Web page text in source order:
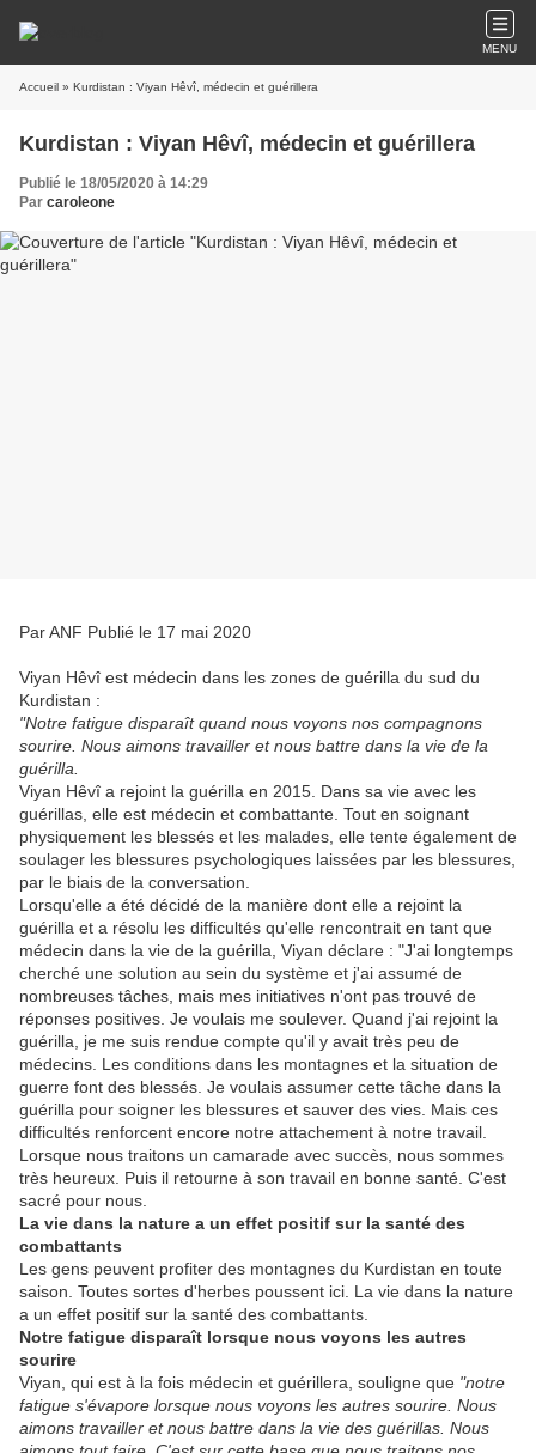
MENU
Accueil » Kurdistan : Viyan Hêvî, médecin et guérillera
Kurdistan : Viyan Hêvî, médecin et guérillera
Publié le 18/05/2020 à 14:29
Par caroleone
Par ANF Publié le 17 mai 2020
Viyan Hêvî est médecin dans les zones de guérilla du sud du
Kurdistan :
"Notre fatigue disparaît quand nous voyons nos compagnons
sourire. Nous aimons travailler et nous battre dans la vie de la
guérilla.
Viyan Hêvî a rejoint la guérilla en 2015. Dans sa vie avec les
guérillas, elle est médecin et combattante. Tout en soignant
physiquement les blessés et les malades, elle tente également de
soulager les blessures psychologiques laissées par les blessures,
par le biais de la conversation.
Lorsqu'elle a été décidé de la manière dont elle a rejoint la
guérilla et a résolu les difficultés qu'elle rencontrait en tant que
médecin dans la vie de la guérilla, Viyan déclare : "J'ai longtemps
cherché une solution au sein du système et j'ai assumé de
nombreuses tâches, mais mes initiatives n'ont pas trouvé de
réponses positives. Je voulais me soulever. Quand j'ai rejoint la
guérilla, je me suis rendue compte qu'il y avait très peu de
médecins. Les conditions dans les montagnes et la situation de
guerre font des blessés. Je voulais assumer cette tâche dans la
guérilla pour soigner les blessures et sauver des vies. Mais ces
difficultés renforcent encore notre attachement à notre travail.
Lorsque nous traitons un camarade avec succès, nous sommes
très heureux. Puis il retourne à son travail en bonne santé. C'est
sacré pour nous.
La vie dans la nature a un effet positif sur la santé des
combattants
Les gens peuvent profiter des montagnes du Kurdistan en toute
saison. Toutes sortes d'herbes poussent ici. La vie dans la nature
a un effet positif sur la santé des combattants.
Notre fatigue disparaît lorsque nous voyons les autres
sourire
Viyan, qui est à la fois médecin et guérillera, souligne que "notre
fatigue s'évapore lorsque nous voyons les autres sourire. Nous
aimons travailler et nous battre dans la vie des guérillas. Nous